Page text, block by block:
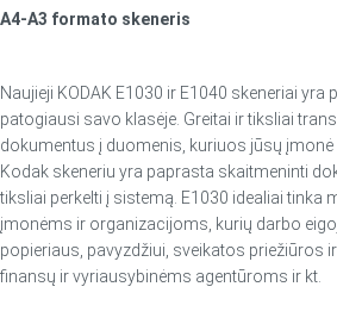
A4-A3 formato skeneris
Naujieji KODAK E1030 ir E1040 skeneriai yra
patogiausi savo klasėje. Greitai ir tiksliai
dokumentus į duomenis, kuriuos jūsų įmonė
Kodak skeneriu yra paprasta skaitmeninti
tiksliai perkelti į sistemą. E1030 idealiai tinka
įmonėms ir organizacijoms, kurių darbo
popieriaus, pavyzdžiui, sveikatos priežiūros
finansų ir vyriausybinėms agentūroms ir kt.